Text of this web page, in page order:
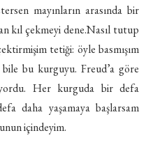
mayınların arasında bir
kıl çekmeyi dene.Nasıl tutup
tetiği: öyle basmışım
bu kur­guyu. Freud’a göre
Her kurguda bir defa
daha yaşamaya başlarsam
içindeyim.